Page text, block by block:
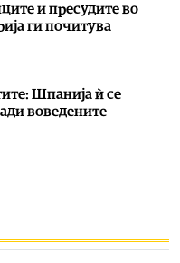
и пресудите во
ги почитува
Шпанија ѝ се
воведените
Балкан најавуваат